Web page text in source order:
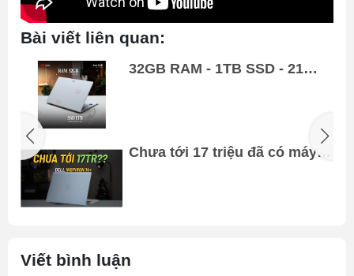
Bài viết liên quan:
32GB RAM - 1TB SSD - 21
Chưa tới 17 triệu đã có máy
Viết bình luận